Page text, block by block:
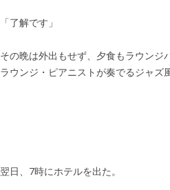
「了解です」
その晩は外出もせず、夕食もラウンジ
ラウンジ・ピアニストが奏でるジャズ
翌日、7時にホテルを出た。